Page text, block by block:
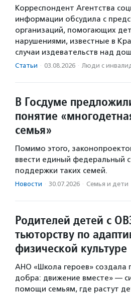
Корреспондент Агентства
информации обсудила с
организаций, помогающих
нарушениями, известные в
случаи издевательств над
Статьи · 03.08.2026 · Люди с
В Госдуме
понятие
семья»
Помимо этого,
ввести единый федеральный
поддержки таких семей.
Новости · 30.07.2026 · Семья и дети
Родителей детей с
тьюторству по
физической культуре
АНО «Школа героев» создала
добра: движение вместе» —
помощи семьям, где растут